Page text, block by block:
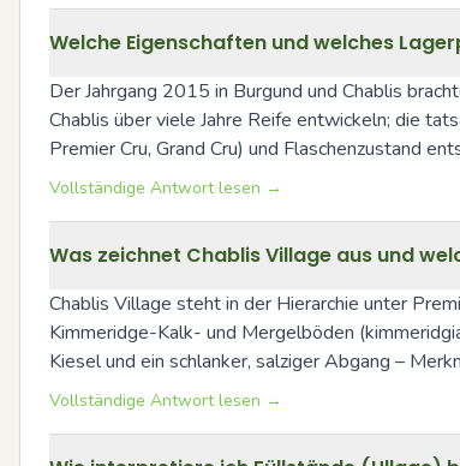
Welche Eigenschaften und welches
Der Jahrgang 2015 in Burgund und Chablis
Chablis über viele Jahre Reife entwickeln; die
Premier Cru, Grand Cru) und Flaschenzustand
Vollständige Antwort lesen →
Was zeichnet Chablis Village aus und
Chablis Village steht in der Hierarchie unter
Kimmeridge-Kalk- und Mergelböden
Kiesel und ein schlanker, salziger Abgang –
Vollständige Antwort lesen →